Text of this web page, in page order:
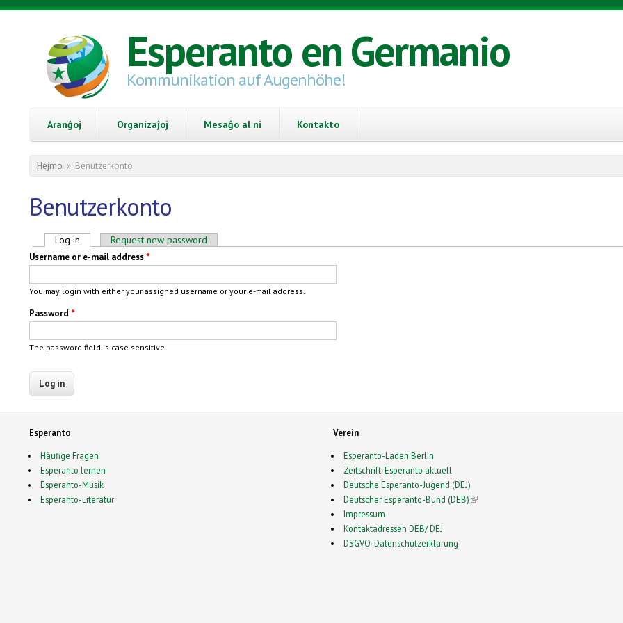
Skip to main content
Esperanto en Germanio
Kommunikation auf Augenhöhe!
Aranĝoj Organizaĵoj Mesaĝo al ni Kontakto
You are here
Hejmo » Benutzerkonto
Benutzerkonto
Primary tabs
Log in (active tab)Request new password
Username or e-mail address *
You may login with either your assigned username or your e-mail address.
Password *
The password field is case sensitive.
Esperanto
Häufige Fragen
Esperanto lernen
Esperanto-Musik
Esperanto-Literatur
Verein
Esperanto-Laden Berlin
Zeitschrift: Esperanto aktuell
Deutsche Esperanto-Jugend (DEJ)
Deutscher Esperanto-Bund (DEB)(link is external)
Impressum
Kontaktadressen DEB/ DEJ
DSGVO-Datenschutzerklärung